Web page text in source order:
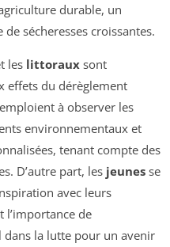
durable, un
sécheresses croissantes.
les littoraux sont
effets du dérèglement
à observer les
environnementaux et
tenant compte des
D’autre part, les jeunes se
avec leurs
l’importance de
dans la lutte pour un avenir